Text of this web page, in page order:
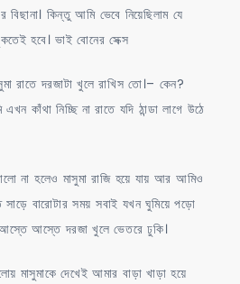
বিছানা। কিন্তু আমি ভেবে নিয়েছিলাম যে
হবে। ভাই বোনের সেক্স
রাতে দরজাটা খুলে রাখিস তো।– কেন?
কাঁথা নিচ্ছি না রাতে যদি ঠান্ডা লাগে উঠে
না হলেও মাসুমা রাজি হয়ে যায় আর আমিও
বারোটার সময় সবাই যখন ঘুমিয়ে পড়ো
আস্তে দরজা খুলে ভেতরে ঢুকি।
মাসুমাকে দেখেই আমার বাড়া খাড়া হয়ে